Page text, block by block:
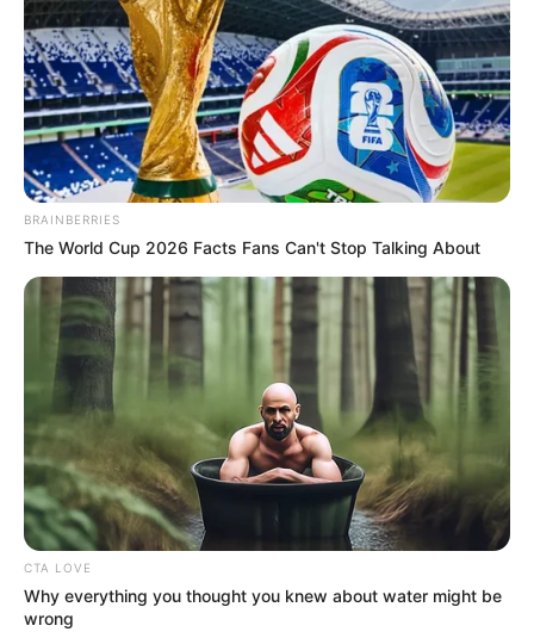
BRAINBERRIES
The World Cup 2026 Facts Fans Can't Stop Talking About
CTA LOVE
Why everything you thought you knew about water might be
wrong